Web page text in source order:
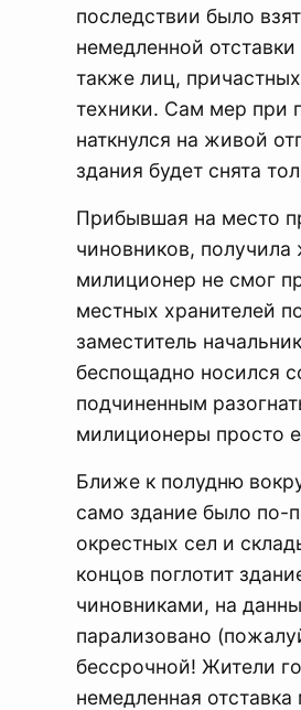
последствии было
немедленной
также лиц,
техники. Сам мер при
наткнулся на живой
здания будет снята
Прибывшая на место
чиновников,
милиционер не смог
местных хранителей
заместитель
беспощадно носился
подчиненным
милиционеры просто
Ближе к полудню
само здание было
окрестных сел и
концов поглотит
чиновниками, на
парализовано
бессрочной! Жители
немедленная